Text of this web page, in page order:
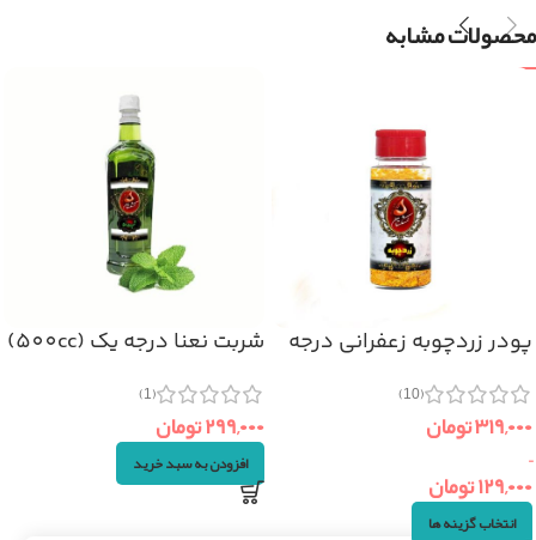
محصولات مشابه
پودر زردچوبه زعفرانی درجه
(10)
۳۱۹,۰۰۰تومان
–
۱۲۹,۰۰۰تومان
انتخاب گزینه ها
شربت نعنا درجه یک (500cc)
(1)
۲۹۹,۰۰۰تومان
افزودن به سبد خرید